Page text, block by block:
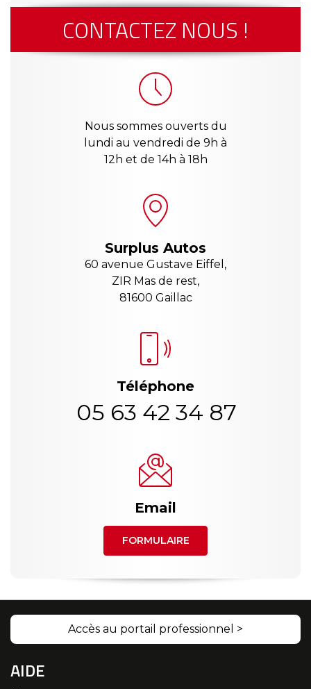
CONTACTEZ NOUS !
Nous sommes ouverts du
lundi au vendredi de 9h à
12h et de 14h à 18h
Surplus Autos
60 avenue Gustave Eiffel,
ZIR Mas de rest,
81600 Gaillac
Téléphone
05 63 42 34 87
Email
FORMULAIRE
Accès au portail professionnel >
AIDE